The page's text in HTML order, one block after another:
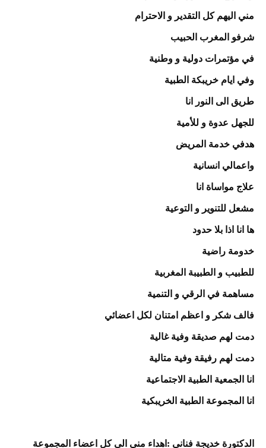
مني اليهم كل التقدير و الاحترام
شرفو المغرب الحبيب
في مؤتمرات دولية و وطنية
وفي ايام خريبكة الطبية
طريق الى النور انا
للجهل عدوة و للأمية
هدفي خدمة المريض
واعمالي انسانية
علاج مواساة انا
مشعل للتنوير و التوعية
ها انا اذا بلا حدود
خدومة راضية
للطبيب و الطبيبة المغربية
مساهمة في الرقي و التنمية
فالف شكر و اعظم امتنان لكل اعضائي
دمت لهم صديقة وفية غالية
دمت لهم رفيقة وفية متالية
انا الجمعية الطبية الاجتماعية
انا المجموعة الطبية الخريبكية
الدكتورة خديجة فناني :اهداء مني الى كل اعضاء المجموعة